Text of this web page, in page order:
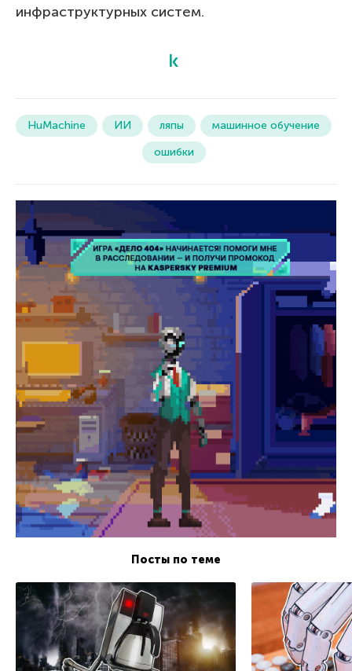
инфраструктурных систем.
HuMachine ИИ ляпы
машинное обучение
ошибки
Посты по теме